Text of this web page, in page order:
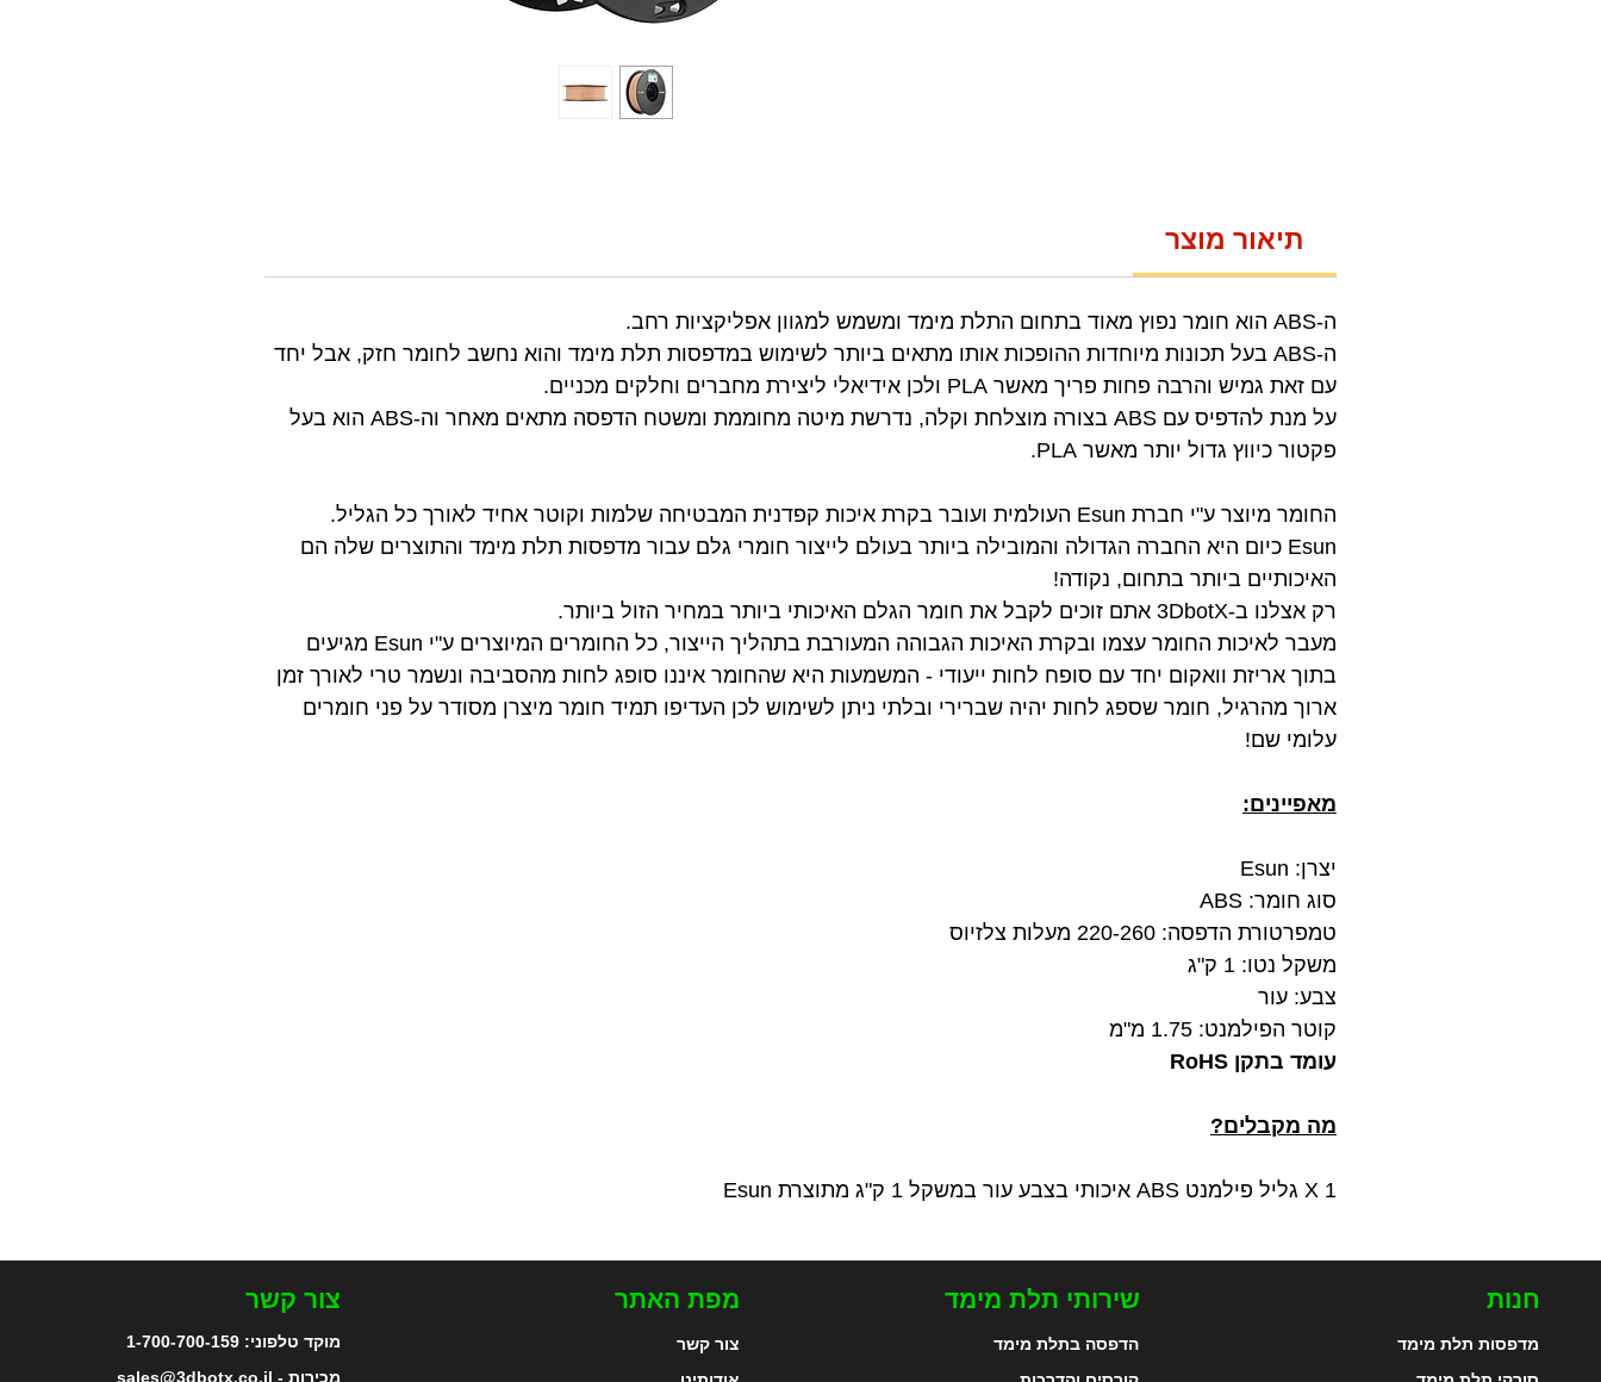
תיאור מוצר
ה-ABS הוא חומר נפוץ מאוד בתחום התלת מימד ומשמש למגוון אפליקציות רחב.
ה-ABS בעל תכונות מיוחדות ההופכות אותו מתאים ביותר לשימוש במדפסות תלת מימד והוא נחשב לחומר חזק, אבל יחד
עם זאת גמיש והרבה פחות פריך מאשר PLA ולכן אידיאלי ליצירת מחברים וחלקים מכניים.
על מנת להדפיס עם ABS בצורה מוצלחת וקלה, נדרשת מיטה מחוממת ומשטח הדפסה מתאים מאחר וה-ABS הוא בעל
פקטור כיווץ גדול יותר מאשר PLA.
החומר מיוצר ע"י חברת Esun העולמית ועובר בקרת איכות קפדנית המבטיחה שלמות וקוטר אחיד לאורך כל הגליל.
Esun כיום היא החברה הגדולה והמובילה ביותר בעולם לייצור חומרי גלם עבור מדפסות תלת מימד והתוצרים שלה הם
האיכותיים ביותר בתחום, נקודה!
רק אצלנו ב-3DbotX אתם זוכים לקבל את חומר הגלם האיכותי ביותר במחיר הזול ביותר.
מעבר לאיכות החומר עצמו ובקרת האיכות הגבוהה המעורבת בתהליך הייצור, כל החומרים המיוצרים ע"י Esun מגיעים
בתוך אריזת וואקום יחד עם סופח לחות ייעודי - המשמעות היא שהחומר איננו סופג לחות מהסביבה ונשמר טרי לאורך זמן
ארוך מהרגיל, חומר שספג לחות יהיה שברירי ובלתי ניתן לשימוש לכן העדיפו תמיד חומר מיצרן מסודר על פני חומרים
עלומי שם!
מאפיינים:
יצרן: Esun
סוג חומר: ABS
טמפרטורת הדפסה: 220-260 מעלות צלזיוס
משקל נטו: 1 ק"ג
צבע: עור
קוטר הפילמנט: 1.75 מ"מ
עומד בתקן RoHS
מה מקבלים?
1 X גליל פילמנט ABS איכותי בצבע עור במשקל 1 ק"ג מתוצרת Esun
צור קשר
מוקד טלפוני:1-700-700-159
מכירות - sales@3dbotx.co.il
מפת האתר
צור קשר
שירותי תלת מימד
הדפסה בתלת מימד
חנות
מדפסות תלת מימד